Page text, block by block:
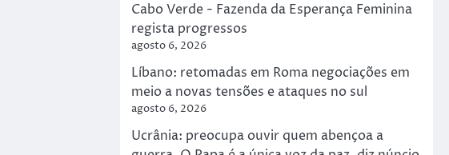
Cabo Verde - Fazenda da Esperança Feminina
regista progressos
agosto 6, 2026
Líbano: retomadas em Roma negociações em
meio a novas tensões e ataques no sul
agosto 6, 2026
Ucrânia: preocupa ouvir quem abençoa a